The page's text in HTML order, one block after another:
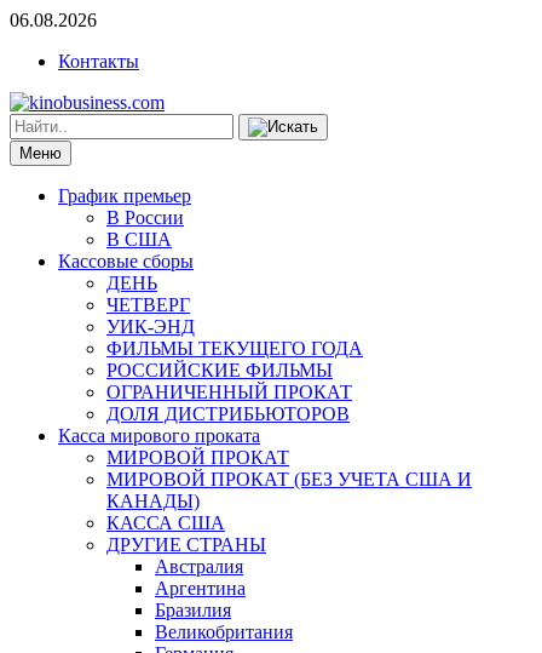
06.08.2026
Контакты
Меню
График премьер
В России
В США
Кассовые сборы
ДЕНЬ
ЧЕТВЕРГ
УИК-ЭНД
ФИЛЬМЫ ТЕКУЩЕГО ГОДА
РОССИЙСКИЕ ФИЛЬМЫ
ОГРАНИЧЕННЫЙ ПРОКАТ
ДОЛЯ ДИСТРИБЬЮТОРОВ
Касса мирового проката
МИРОВОЙ ПРОКАТ
МИРОВОЙ ПРОКАТ (БЕЗ УЧЕТА США И
КАНАДЫ)
КАССА США
ДРУГИЕ СТРАНЫ
Австралия
Аргентина
Бразилия
Великобритания